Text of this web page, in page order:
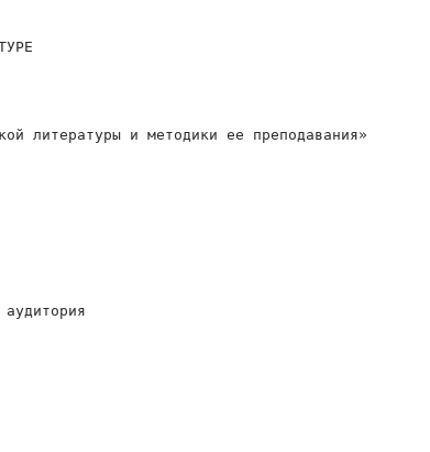
литературы и методики ее преподавания»